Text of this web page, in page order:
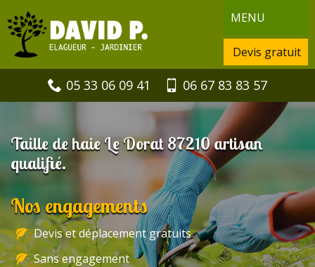
MENU
Devis gratuit
05 33 06 09 41 06 67 83 83 57
Taille de haie Le Dorat 87210 artisan
qualifié.
Nos engagements
Devis et déplacement gratuits
Sans engagement